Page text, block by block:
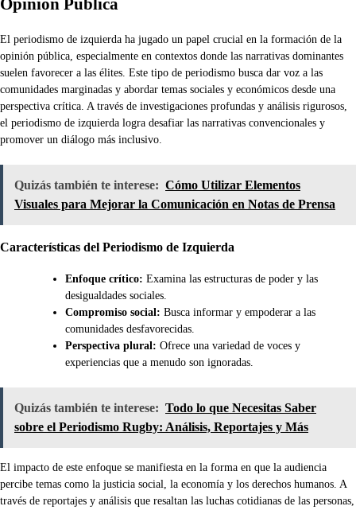
Opinión Pública
El periodismo de izquierda ha jugado un papel crucial en la formación de la
opinión pública, especialmente en contextos donde las narrativas dominantes
suelen favorecer a las élites. Este tipo de periodismo busca dar voz a las
comunidades marginadas y abordar temas sociales y económicos desde una
perspectiva crítica. A través de investigaciones profundas y análisis rigurosos,
el periodismo de izquierda logra desafiar las narrativas convencionales y
promover un diálogo más inclusivo.
Quizás también te interese: Cómo Utilizar Elementos
Visuales para Mejorar la Comunicación en Notas de Prensa
Características del Periodismo de Izquierda
Enfoque crítico: Examina las estructuras de poder y las
desigualdades sociales.
Compromiso social: Busca informar y empoderar a las
comunidades desfavorecidas.
Perspectiva plural: Ofrece una variedad de voces y
experiencias que a menudo son ignoradas.
Quizás también te interese: Todo lo que Necesitas Saber
sobre el Periodismo Rugby: Análisis, Reportajes y Más
El impacto de este enfoque se manifiesta en la forma en que la audiencia
percibe temas como la justicia social, la economía y los derechos humanos. A
través de reportajes y análisis que resaltan las luchas cotidianas de las personas,